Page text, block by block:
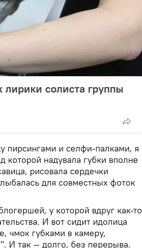
лирики солиста группы
пирсингами и селфи-палками, я
которой надувала губки вполне
рисовала сердечки
для совместных фоток
у которой вдруг как-то
И вот сидит идолица
чмок губками в камеру,
И так — долго, без перерыва.